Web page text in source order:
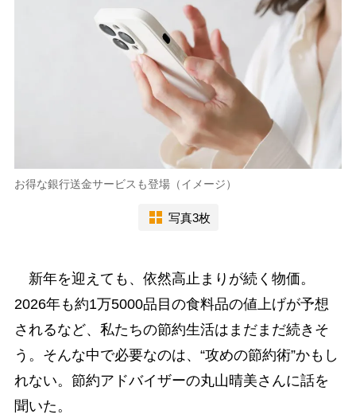
お得な銀行送金サービスも登場（イメージ）
写真3枚
新年を迎えても、依然高止まりが続く物価。
2026年も約1万5000品目の食料品の値上げが予想
されるなど、私たちの節約生活はまだまだ続きそ
う。そんな中で必要なのは、“攻めの節約術”かもし
れない。節約アドバイザーの丸山晴美さんに話を
聞いた。